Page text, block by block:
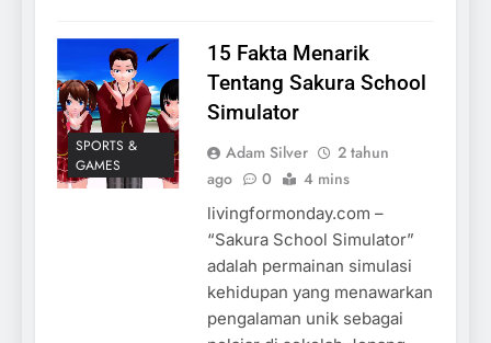
SPORTS &
GAMES
15 Fakta Menarik
Tentang Sakura School
Simulator
Adam Silver
2 tahun
ago
0 4 mins
livingformonday.com –
“Sakura School Simulator”
adalah permainan simulasi
kehidupan yang menawarkan
pengalaman unik sebagai